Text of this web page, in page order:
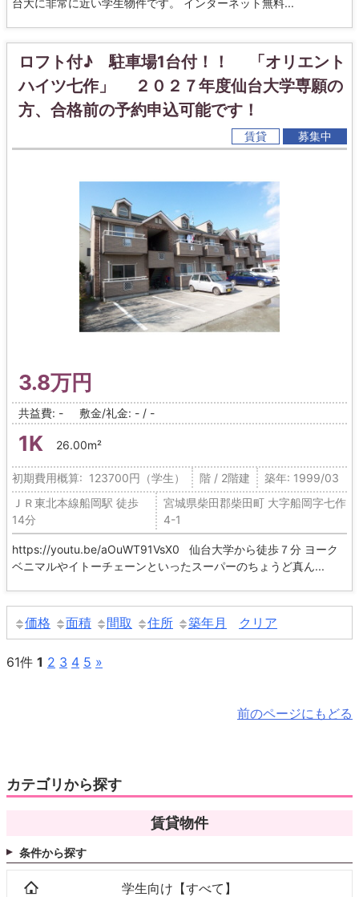
台大に非常に近い学生物件です。 インターネット無料...
ロフト付♪ 駐車場1台付！！ 「オリエント
ハイツ七作」 ２０２７年度仙台大学専願の
方、合格前の予約申込可能です！
賃貸 募集中
3.8万円
共益費: - 敷金/礼金: - / -
1K 26.00m²
初期費用概算: 123700円（学生） 階 / 2階建
築年: 1999/03
ＪＲ東北本線船岡駅 徒歩
14分
宮城県柴田郡柴田町 大字船岡字七作
4-1
https://youtu.be/aOuWT91VsX0 仙台大学から徒歩７分 ヨーク
ベニマルやイトーチェーンといったスーパーのちょうど真ん...
価格 面積 間取 住所 築年月 クリア
61件 1 2 3 4 5 »
前のページにもどる
カテゴリから探す
賃貸物件
条件から探す
学生向け【すべて】